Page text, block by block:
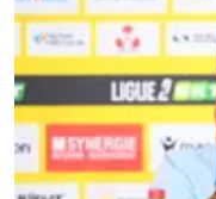
Non mais fait
Arrêtez
3+ Répondre
neo 20
Bah oui